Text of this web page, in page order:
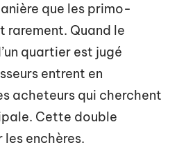
que les primo-
rarement. Quand le
quartier est jugé
entrent en
acheteurs qui cherchent
Cette double
enchères.